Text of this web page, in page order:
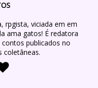
rpgista, viciada em em
ama gatos! É redatora
publicados no
coletâneas.